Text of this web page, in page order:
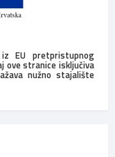
EU pretpristupnog
ove stranice isključiva
nužno stajalište